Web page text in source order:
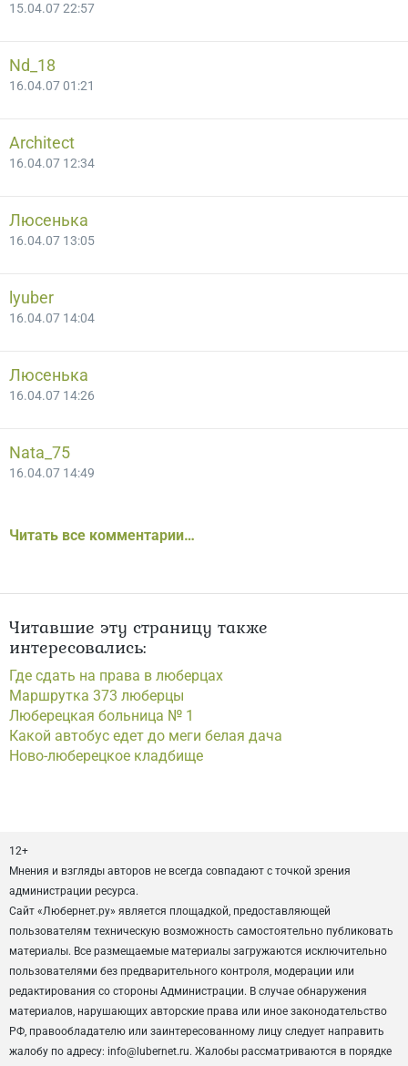
15.04.07 22:57
Nd_18
16.04.07 01:21
Architect
16.04.07 12:34
Люсенька
16.04.07 13:05
lyuber
16.04.07 14:04
Люсенька
16.04.07 14:26
Nata_75
16.04.07 14:49
Читать все комментарии…
Читавшие эту страницу также
интересовались:
Где сдать на права в люберцах
Маршрутка 373 люберцы
Люберецкая больница № 1
Какой автобус едет до меги белая дача
Ново-люберецкое кладбище
12+
Мнения и взгляды авторов не всегда совпадают с точкой зрения
администрации ресурса.
Сайт «Любернет.ру» является площадкой, предоставляющей
пользователям техническую возможность самостоятельно публиковать
материалы. Все размещаемые материалы загружаются исключительно
пользователями без предварительного контроля, модерации или
редактирования со стороны Администрации. В случае обнаружения
материалов, нарушающих авторские права или иное законодательство
РФ, правообладателю или заинтересованному лицу следует направить
жалобу по адресу: info@lubernet.ru. Жалобы рассматриваются в порядке